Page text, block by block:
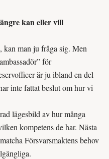
kan eller vill
kan man ju fråga sig. Men
för
är ju ibland en del
inte fattat beslut om hur vi
lägesbild av hur många
kompetens de har. Nästa
Försvarsmaktens behov